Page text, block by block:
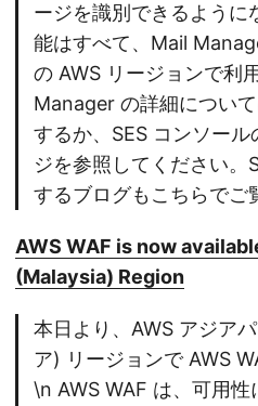
ージを識別できるように
能はすべて、Mail
の AWS リージョンで利
Manager の詳細につい
するか、SES コンソー
ジを参照してください。
するブログもこちらでご
AWS WAF is now
(Malaysia) Region
本日より、AWS アジア
ア) リージョンで AWS
\n AWS WAF は、可用